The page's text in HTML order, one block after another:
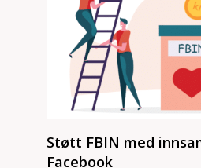
Støtt FBIN med
Facebook